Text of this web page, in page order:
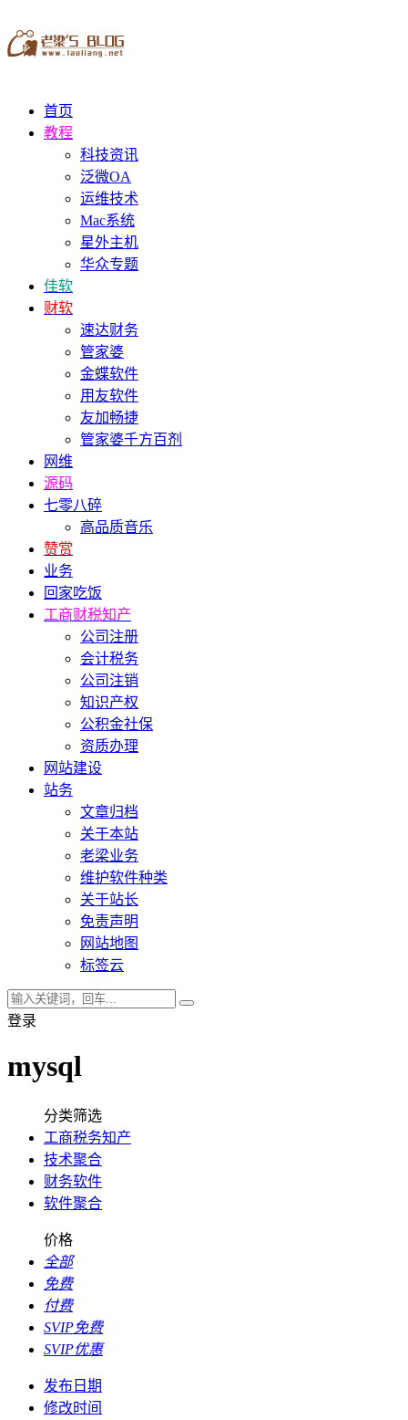
首页
教程
科技资讯
泛微OA
运维技术
Mac系统
星外主机
华众专题
佳软
财软
速达财务
管家婆
金蝶软件
用友软件
友加畅捷
管家婆千方百剂
网维
源码
七零八碎
高品质音乐
赞赏
业务
回家吃饭
工商财税知产
公司注册
会计税务
公司注销
知识产权
公积金社保
资质办理
网站建设
站务
文章归档
关于本站
老梁业务
维护软件种类
关于站长
免责声明
网站地图
标签云
登录
mysql
分类筛选
工商税务知产
技术聚合
财务软件
软件聚合
价格
全部
免费
付费
SVIP免费
SVIP优惠
发布日期
修改时间